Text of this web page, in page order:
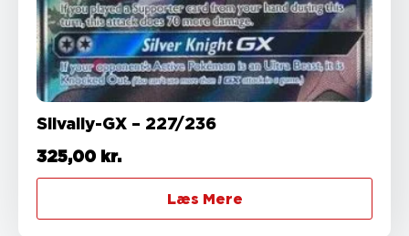
Silvally-GX – 227/236
325,00 kr.
Læs Mere